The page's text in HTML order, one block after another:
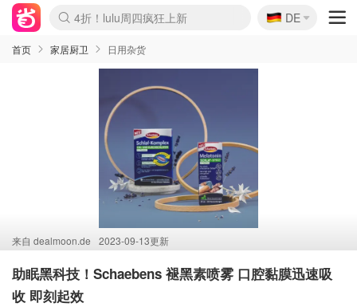
Boticinal 夏促开抢！
4折！lulu周四疯狂上新
还没结束！&OtherStories大促
Joybuy变相75折 随时失效
速领！Stanley独家85折
疑似霸哥！Camper额外叠85折
Zalando 奥莱闪促！每日更新
Moncler反季囤！5折起+叠9折
Coach Brooklyn仅€192
🇩🇪
DE
首页 家居厨卫 日用杂货
来自 dealmoon.de 2023-09-13更新
助眠黑科技！Schaebens 褪黑素喷雾 口腔黏膜迅速吸
收 即刻起效